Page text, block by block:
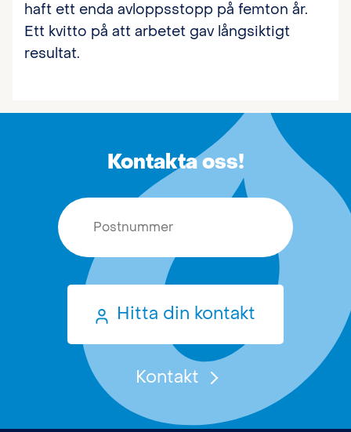
haft ett enda avloppsstopp på femton år.
Ett kvitto på att arbetet gav långsiktigt
resultat.
Kontakta oss!
Postnummer
Hitta din kontakt
Kontakt